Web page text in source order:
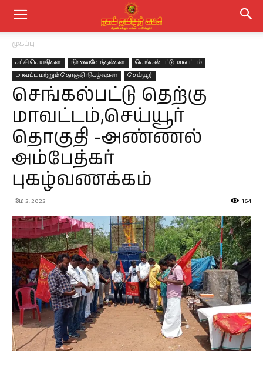
முகப்பு
கட்சி செய்திகள் நினைவேந்தல்கள்
செங்கல்பட்டு மாவட்டம்
மாவட்ட மற்றும் தொகுதி நிகழ்வுகள்
செய்யூர்
செங்கல்பட்டு தெற்கு
மாவட்டம்,செய்யூர்
தொகுதி -அண்ணல்
அம்பேத்கர்
புகழ்வணக்கம்
மே 2, 2022 164